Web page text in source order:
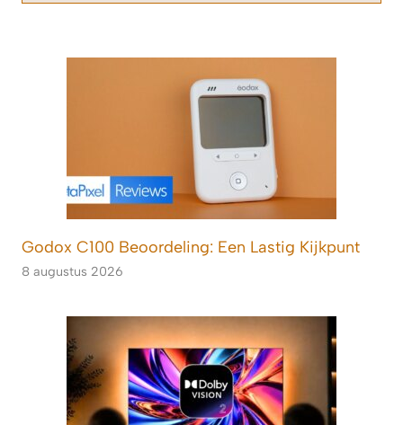
Godox C100 Beoordeling: Een Lastig Kijkpunt
8 augustus 2026